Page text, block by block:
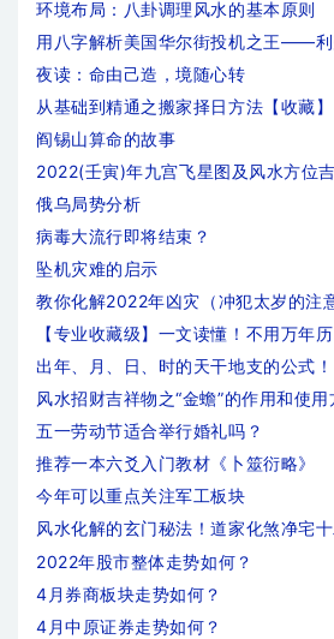
环境布局：八卦调理风水的基本原则
用八字解析美国华尔街投机之王——
夜读：命由己造，境随心转
从基础到精通之搬家择日方法【收藏】
阎锡山算命的故事
2022(壬寅)年九宫飞星图及风水方位
俄乌局势分析
病毒大流行即将结束？
坠机灾难的启示
教你化解2022年凶灾（冲犯太岁的注
【专业收藏级】一文读懂！不用万年
出年、月、日、时的天干地支的公式！
风水招财吉祥物之“金蟾”的作用和使用
五一劳动节适合举行婚礼吗？
推荐一本六爻入门教材《卜筮衍略》
今年可以重点关注军工板块
风水化解的玄门秘法！道家化煞净宅
2022年股市整体走势如何？
4月券商板块走势如何？
4月中原证券走势如何？